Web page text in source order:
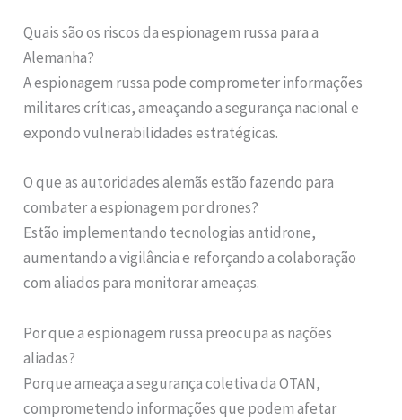
Quais são os riscos da espionagem russa para a
Alemanha?
A espionagem russa pode comprometer informações
militares críticas, ameaçando a segurança nacional e
expondo vulnerabilidades estratégicas.
O que as autoridades alemãs estão fazendo para
combater a espionagem por drones?
Estão implementando tecnologias antidrone,
aumentando a vigilância e reforçando a colaboração
com aliados para monitorar ameaças.
Por que a espionagem russa preocupa as nações
aliadas?
Porque ameaça a segurança coletiva da OTAN,
comprometendo informações que podem afetar